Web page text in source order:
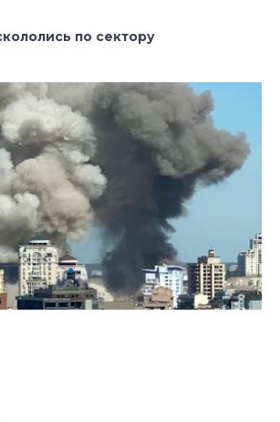
по сектору